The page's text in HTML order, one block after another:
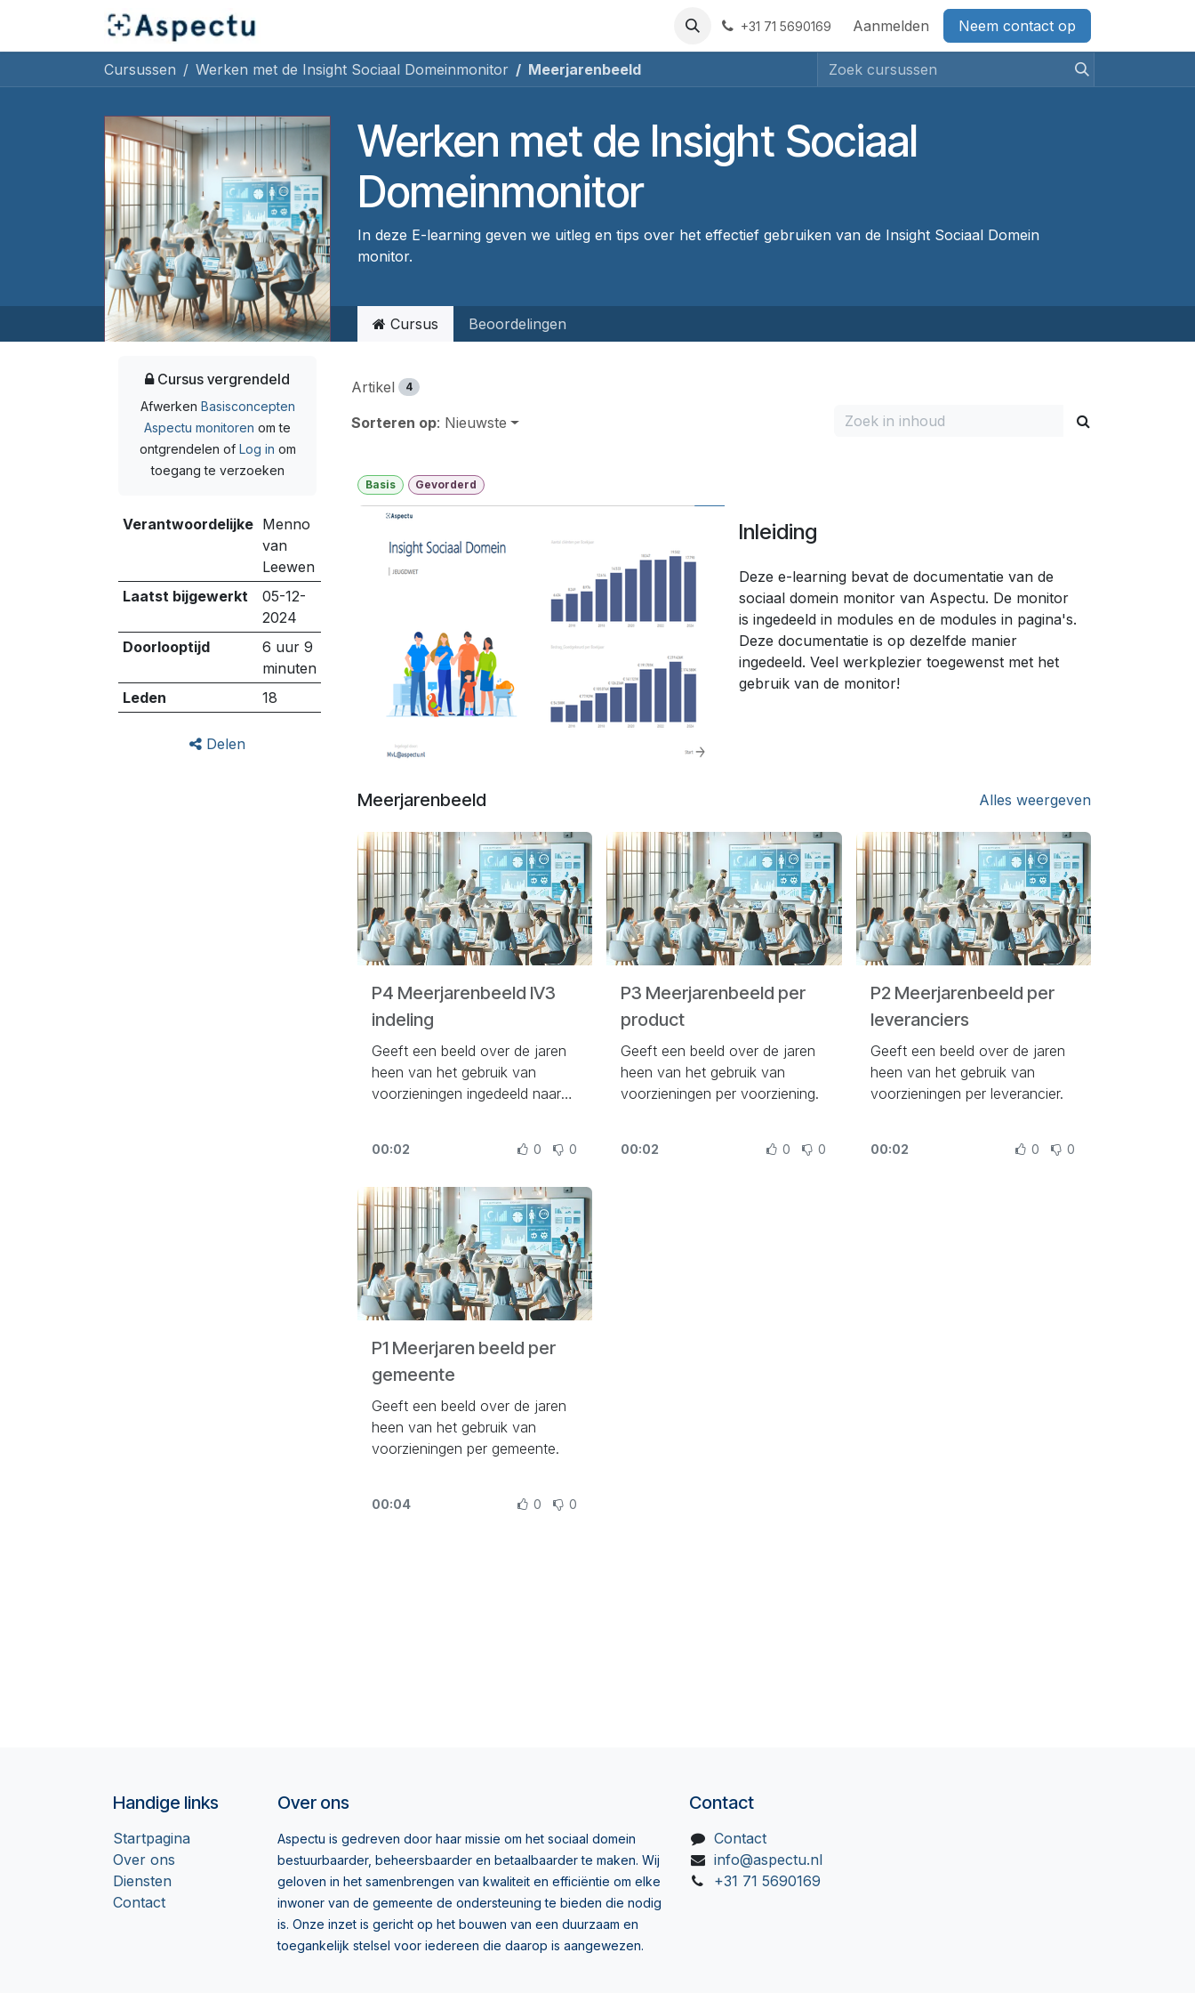
Overslaan naar inhoud
Sociaal Domein Monitor Contact
+31 71 5690169 Aanmelden Neem contact op
Cursussen Werken met de Insight Sociaal Domeinmonitor Meerjarenbeeld
Werken met de Insight Sociaal
Domeinmonitor
In deze E-learning geven we uitleg en tips over het effectief gebruiken van de Insight Sociaal Domein
monitor.
Cursus vergrendeld
Afwerken Basisconcepten
Aspectu monitoren om te
ontgrendelen of Log in om
toegang te verzoeken
Verantwoordelijke Menno
van
Leewen
Laatst bijgewerkt
05-12-
2024
Doorlooptijd
6 uur 9
minuten
Leden
18
Delen
Cursus Beoordelingen
Artikel 4
Sorteren op: Nieuwste
Basis Gevorderd
Inleiding
Deze e-learning bevat de documentatie van de
sociaal domein monitor van Aspectu. De monitor
is ingedeeld in modules en de modules in pagina's.
Deze documentatie is op dezelfde manier
ingedeeld. Veel werkplezier toegewenst met het
gebruik van de monitor!
Meerjarenbeeld Alles weergeven
P4 Meerjarenbeeld IV3
indeling
Geeft een beeld over de jaren
heen van het gebruik van
voorzieningen ingedeeld naar
voor derden (IV3)..
00:02 0 0
P3 Meerjarenbeeld per
product
Geeft een beeld over de jaren
heen van het gebruik van
voorzieningen per voorziening.
00:02 0 0
P2 Meerjarenbeeld per
leveranciers
Geeft een beeld over de jaren
heen van het gebruik van
voorzieningen per leverancier.
00:02 0 0
P1 Meerjaren beeld per
gemeente
Geeft een beeld over de jaren
heen van het gebruik van
voorzieningen per gemeente.
00:04 0 0
Handige links
Startpagina
Over ons
Diensten
Contact
Over ons
Aspectu is gedreven door haar missie om het sociaal domein
bestuurbaarder, beheersbaarder en betaalbaarder te maken. Wij
geloven in het samenbrengen van kwaliteit en efficiëntie om elke
inwoner van de gemeente de ondersteuning te bieden die nodig
is. Onze inzet is gericht op het bouwen van een duurzaam en
toegankelijk stelsel voor iedereen die daarop is aangewezen.
Contact
Contact
info@aspectu.nl
+31 71 5690169